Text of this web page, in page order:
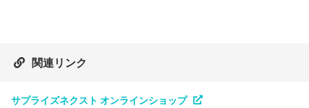
関連リンク
サプライズネクスト オンラインショップ